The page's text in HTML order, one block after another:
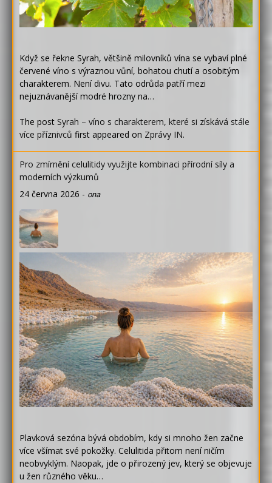
Když se řekne Syrah, většině milovníků vína se vybaví plné
červené víno s výraznou vůní, bohatou chutí a osobitým
charakterem. Není divu. Tato odrůda patří mezi
nejuznávanější modré hrozny na…
The post Syrah – víno s charakterem, které si získává stále
více příznivců first appeared on Zprávy IN.
Pro zmírnění celulitidy využijte kombinaci přírodní síly a
moderních výzkumů
24 června 2026 - ona
Plavková sezóna bývá obdobím, kdy si mnoho žen začne
více všímat své pokožky. Celulitida přitom není ničím
neobvyklým. Naopak, jde o přirozený jev, který se objevuje
u žen různého věku…